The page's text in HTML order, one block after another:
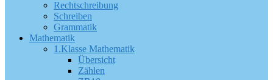
Rechtschreibung
Schreiben
Grammatik
Mathematik
1.Klasse Mathematik
Übersicht
Zählen